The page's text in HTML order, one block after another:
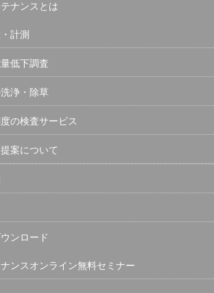
ナンスとは
計測
低下調査
浄・除草
の検査サービス
案について
ンロード
ンスオンライン無料セミナー